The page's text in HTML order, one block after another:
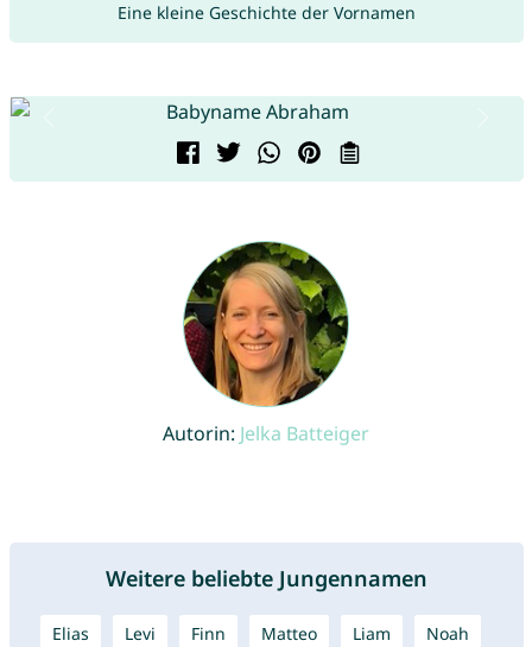
Eine kleine Geschichte der Vornamen
Autorin: Jelka Batteiger
Weitere beliebte Jungennamen
Elias Levi Finn Matteo Liam Noah